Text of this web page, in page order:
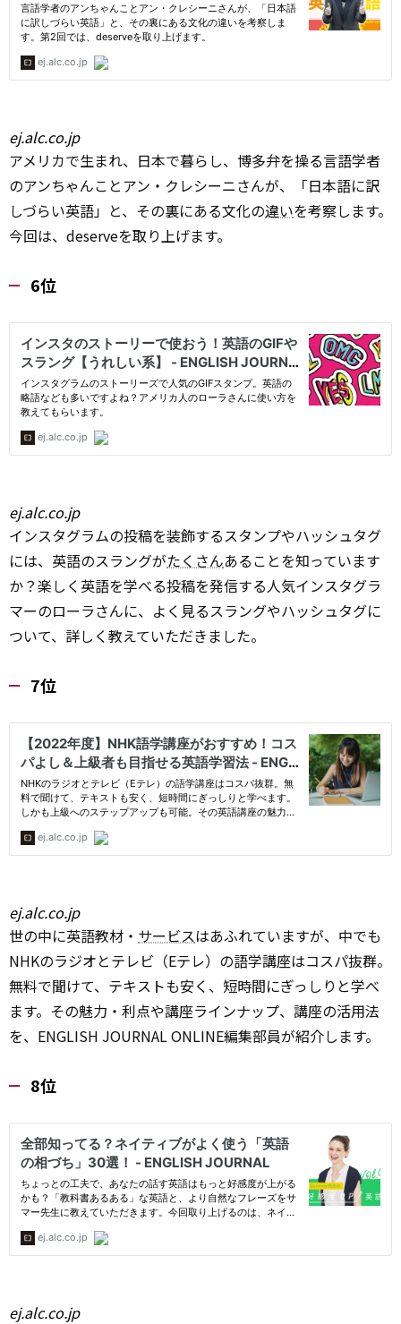
ej.alc.co.jp
アメリカで生まれ、日本で暮らし、博多弁を操る言語学者
のアンちゃんことアン・クレシーニさんが、「日本語に訳
しづらい英語」と、その裏にある文化の違いを考察します。
今回は、deserveを取り上げます。
6位
ej.alc.co.jp
インスタグラムの投稿を装飾するスタンプやハッシュタグ
には、英語のスラングがたくさんあることを知っています
か？楽しく英語を学べる投稿を発信する人気インスタグラ
マーのローラさんに、よく見るスラングやハッシュタグに
ついて、詳しく教えていただきました。
7位
ej.alc.co.jp
世の中に英語教材・ サービスはあふれていますが、中でも
NHKのラジオとテレビ（Eテレ）の語学講座はコスパ抜群。
無料で聞けて、テキストも安く、短時間にぎっしりと学べ
ます。その魅力・利点や講座ラインナップ、講座の活用法
を、ENGLISH JOURNAL ONLINE編集部員が紹介します。
8位
ej.alc.co.jp